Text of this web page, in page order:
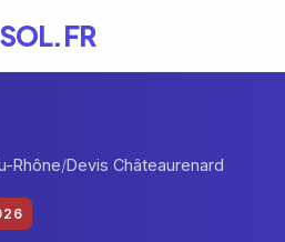
Rhône Devis Châteaurenard